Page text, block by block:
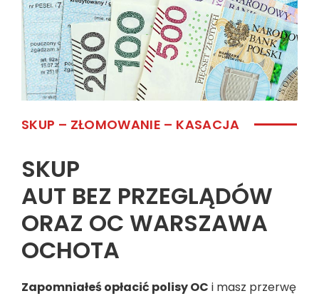
SKUP – ZŁOMOWANIE – KASACJA
SKUP
AUT BEZ PRZEGLĄDÓW
ORAZ OC WARSZAWA
OCHOTA
Zapomniałeś opłacić polisy OC i masz przerwę